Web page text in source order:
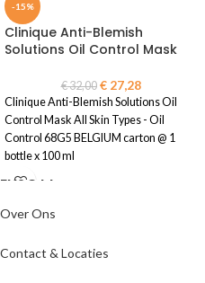
-15%
Clinique Anti-Blemish
Solutions Oil Control Mask
€32,00 €27,28
Clinique Anti-Blemish Solutions Oil
Control Mask All Skin Types - Oil
Control 68G5 BELGIUM carton @ 1
bottle x 100 ml
ENJOYY
Over Ons
Contact & Locaties